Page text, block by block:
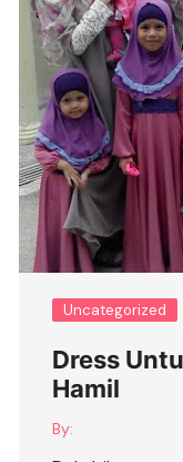
Uncategorized
Dress
Hamil
By: